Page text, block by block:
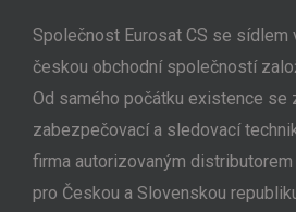
Společnost Eurosat CS se sídlem
českou obchodní společností
Od samého počátku existence se
zabezpečovací a sledovací
firma autorizovaným
pro Českou a Slovenskou